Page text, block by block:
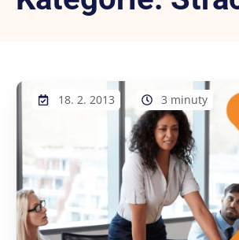
18. 2. 2013 3 minuty